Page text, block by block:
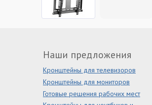
Наши предложения
Кронштейны для телевизоров
Кронштейны для мониторов
Готовые решения рабочих мест